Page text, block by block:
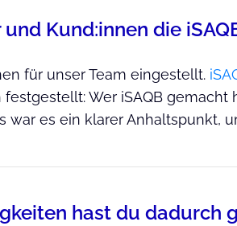
Kund:innen die
für unser Team eingestellt.
festgestellt: Wer iSAQB
war es ein klarer Anhaltspunkt,
hast du dadurch